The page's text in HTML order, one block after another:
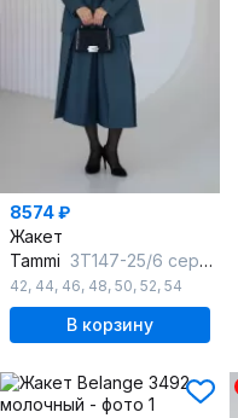
8574 ₽
Жакет
Tammi 3Т147-25/6 серо-голубой
42, 44, 46, 48, 50, 52, 54
В корзину